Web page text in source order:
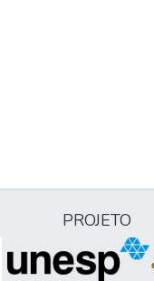
PROJETO